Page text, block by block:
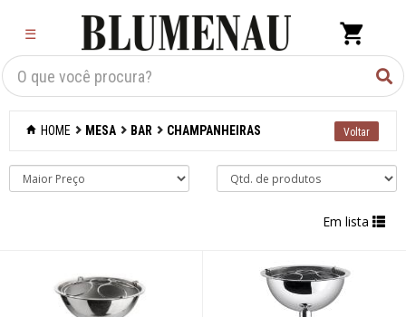
☰
Criar Lista×
Organização
Eletros
Acessórios
HOME MESA BAR CHAMPANHEIRAS
Em lista